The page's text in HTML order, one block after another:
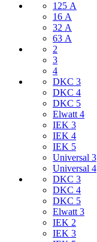
125 А
16 А
32 А
63 А
2
3
4
DKC 3
DKC 4
DKC 5
Elwatt 4
IEK 3
IEK 4
IEK 5
Universal 3
Universal 4
DKC 3
DKC 4
DKC 5
Elwatt 3
IEK 2
IEK 3